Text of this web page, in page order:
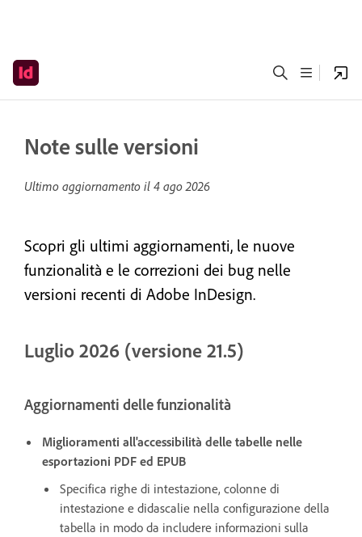
Note sulle versioni
Ultimo aggiornamento il 4 ago 2026
Scopri gli ultimi aggiornamenti, le nuove
funzionalità e le correzioni dei bug nelle
versioni recenti di Adobe InDesign.
Luglio 2026 (versione 21.5)
Aggiornamenti delle funzionalità
Miglioramenti all'accessibilità delle tabelle nelle
esportazioni PDF ed EPUB
Specifica righe di intestazione, colonne di
intestazione e didascalie nella configurazione della
tabella in modo da includere informazioni sulla